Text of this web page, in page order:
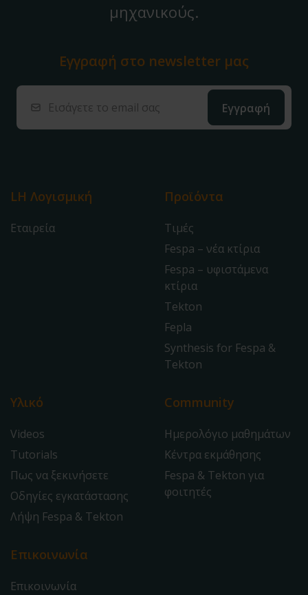
μηχανικούς.
LH Λογισμική
Εταιρεία
Προϊόντα
Τιμές
Fespa – νέα κτίρια
Fespa – υφιστάμενα
κτίρια
Tekton
Fepla
Synthesis for Fespa &
Tekton
Υλικό
Videos
Tutorials
Πως να ξεκινήσετε
Οδηγίες εγκατάστασης
Λήψη Fespa & Tekton
Community
Ημερολόγιο μαθημάτων
Κέντρα εκμάθησης
Fespa & Tekton για
φοιτητές
Επικοινωνία
Επικοινωνία
Εγγραφή στο newsletter μας